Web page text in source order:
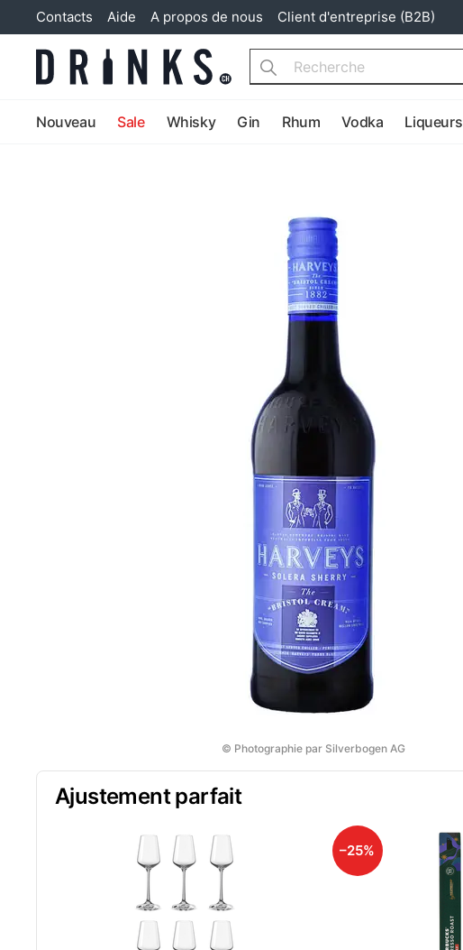
Contacts Aide A propos de nous Client d'entreprise (B2B)
Search
Nouveau Sale Whisky Gin Rhum Vodka Liqueurs
© Photographie par Silverbogen AG
Ajustement parfait
–25%